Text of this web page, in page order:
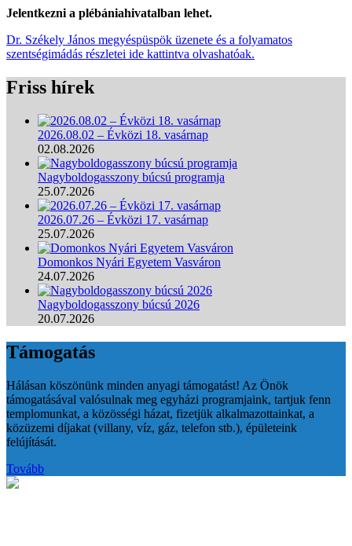
Jelentkezni a plébániahivatalban lehet.
Dr. Székely János megyéspüspök üzenete és a folyamatos
szentségimádás részletei ide kattintva olvashatóak.
Friss hírek
2026.08.02 – Évközi 18. vasárnap
02.08.2026
Nagyboldogasszony búcsú programja
25.07.2026
2026.07.26 – Évközi 17. vasárnap
25.07.2026
Domonkos Nyári Egyetem Vasváron
24.07.2026
Nagyboldogasszony búcsú 2026
20.07.2026
Támogatás
Hálásan köszönünk minden anyagi támogatást! Az Önök
támogatásával valósulnak meg egyházi programjaink, tartjuk fenn
templomunkat, a közösségi házat, fizetjük alkalmazottainkat, a
közüzemi díjakat (villany, víz, gáz, telefon stb.), épületeink
felújítását.
Tovább